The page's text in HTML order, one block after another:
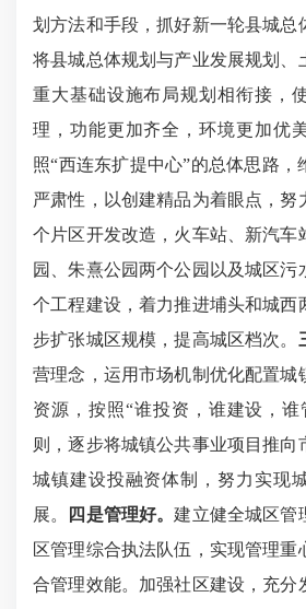
划方法和手段，抓好新一轮县城总
将县城总体规划与产业发展规划、
重大基础设施布局规划相衔接 ，
理，功能更加齐全，环境更加优美
照“西连东扩提中心”的总体思路，
严肃性 ，以创建精品为着眼点，
个片区开发改造，火车站、新汽车
园、朱熹公园两个公园以及城区污
个工程建设，着力推进埔头和城西
步扩张城区规模，提高城区档次。
营理念， 运用市场机制优化配置城
资源，按照“谁投资，谁建设，谁
则，逐步将城镇公共事业项目推向
城镇建设投融资体制，努力实现
展。
四是管理好。建立健全城区管
区管理综合执法队伍，实现管理重
合管理效能。加强社区建设，充分